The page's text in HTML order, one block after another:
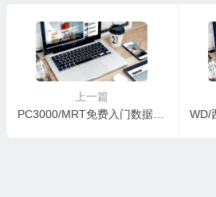
上一篇
PC3000/MRT免费入门数据恢复教程持续更新中